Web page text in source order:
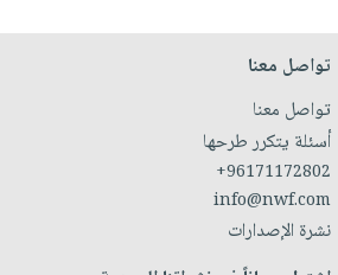
تواصل معنا
تواصل معنا
أسئلة يتكرر طرحها
+96171172802
info@nwf.com
نشرة الإصدارات